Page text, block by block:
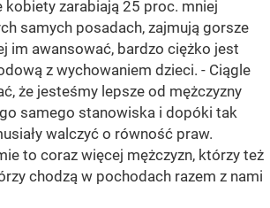
kobiety zarabiają 25 proc. mniej
samych posadach, zajmują gorsze
im awansować, bardzo ciężko jest
z wychowaniem dzieci. - Ciągle
że jesteśmy lepsze od mężczyzny
samego stanowiska i dopóki tak
walczyć o równość praw.
to coraz więcej mężczyzn, którzy też
chodzą w pochodach razem z nami